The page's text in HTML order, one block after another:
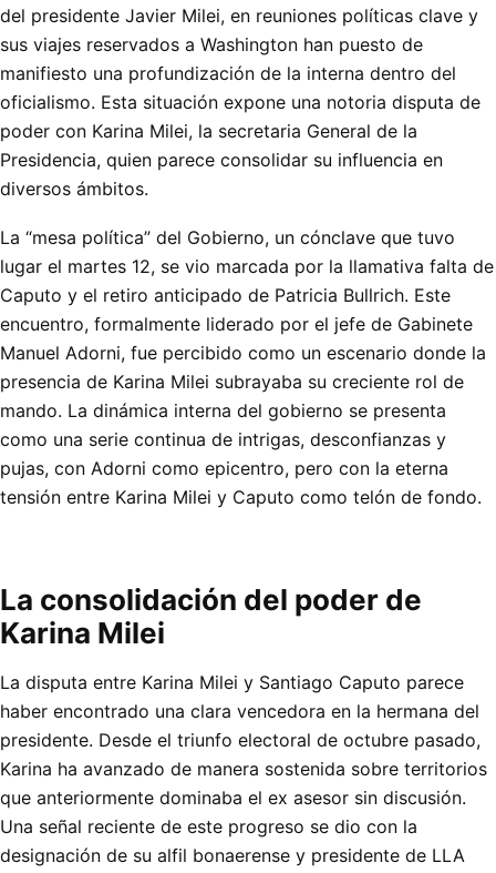
del presidente Javier Milei, en reuniones políticas clave y
sus viajes reservados a Washington han puesto de
manifiesto una profundización de la interna dentro del
oficialismo. Esta situación expone una notoria disputa de
poder con Karina Milei, la secretaria General de la
Presidencia, quien parece consolidar su influencia en
diversos ámbitos.
La “mesa política” del Gobierno, un cónclave que tuvo
lugar el martes 12, se vio marcada por la llamativa falta de
Caputo y el retiro anticipado de Patricia Bullrich. Este
encuentro, formalmente liderado por el jefe de Gabinete
Manuel Adorni, fue percibido como un escenario donde la
presencia de Karina Milei subrayaba su creciente rol de
mando. La dinámica interna del gobierno se presenta
como una serie continua de intrigas, desconfianzas y
pujas, con Adorni como epicentro, pero con la eterna
tensión entre Karina Milei y Caputo como telón de fondo.
La consolidación del poder de
Karina Milei
La disputa entre Karina Milei y Santiago Caputo parece
haber encontrado una clara vencedora en la hermana del
presidente. Desde el triunfo electoral de octubre pasado,
Karina ha avanzado de manera sostenida sobre territorios
que anteriormente dominaba el ex asesor sin discusión.
Una señal reciente de este progreso se dio con la
designación de su alfil bonaerense y presidente de LLA